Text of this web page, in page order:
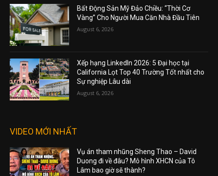
Bất Động Sản Mỹ Đảo Chiều: “Thời Cơ
Vàng” Cho Người Mua Căn Nhà Đầu Tiên
August 6, 2026
Xếp hạng LinkedIn 2026: 5 Đại học tại
California Lọt Top 40 Trường Tốt nhất cho
Sự nghiệp Lâu dài
August 6, 2026
VIDEO MỚI NHẤT
Vụ án tham nhũng Sheng Thao – David
Duong đi về đâu? Mô hình XHCN của Tô
Lâm bao giờ sẽ thành?